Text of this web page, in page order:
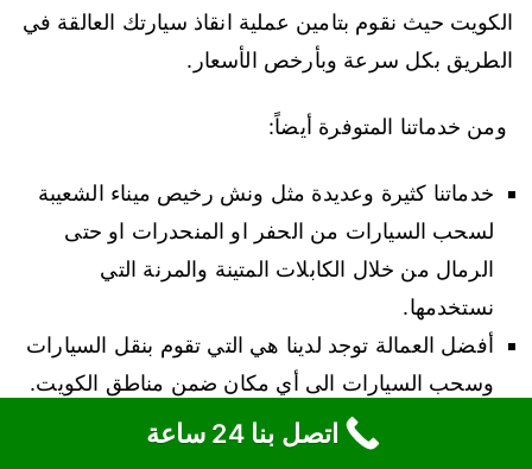
الكويت حيث نقوم بتامين عملية انقاذ سيارتك العالقة في
الطريق بكل سرعة وبأرخص الأسعار.
ومن خدماتنا المتوفرة أيضاً:
خدماتنا كثيرة وعديدة مثل ونش رخيص ميناء الشعيبة
لسحب السيارات من الحفر او المنحدرات او حتى
الرمال من خلال الكابلات المتينة والمرنة التي
نستخدمها.
أفضل العمالة توجد لدينا هي التي تقوم بنقل السيارات
وسحب السيارات الى أي مكان ضمن مناطق الكويت.
نقدم لكم اسعارنا في شركتنا التي تعد الارخص في
الكويت بالمقارنة مع الباقي من الشركات وكذلك نقدم
اتصل بنا 24 ساعة